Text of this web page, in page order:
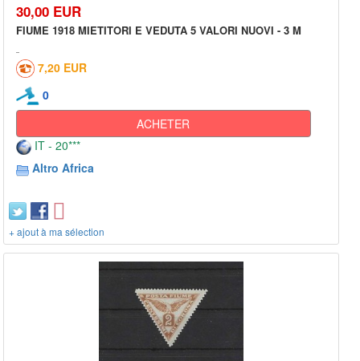
30,00 EUR
FIUME 1918 MIETITORI E VEDUTA 5 VALORI NUOVI - 3 M
7,20 EUR
0
ACHETER
IT - 20***
Altro Africa
+ ajout à ma sélection